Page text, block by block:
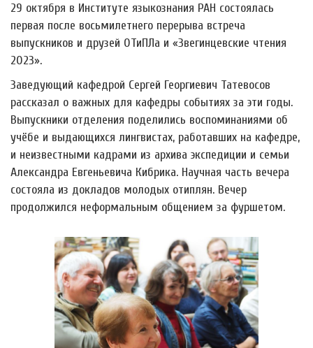
29 октября в Институте языкознания РАН состоялась
первая после восьмилетнего перерыва встреча
выпускников и друзей ОТиПЛа и «Звегинцевские чтения
2023».
Заведующий кафедрой Сергей Георгиевич Татевосов
рассказал о важных для кафедры событиях за эти годы.
Выпускники отделения поделились воспоминаниями об
учёбе и выдающихся лингвистах, работавших на кафедре,
и неизвестными кадрами из архива экспедиции и семьи
Александра Евгеньевича Кибрика. Научная часть вечера
состояла из докладов молодых отиплян. Вечер
продолжился неформальным общением за фуршетом.